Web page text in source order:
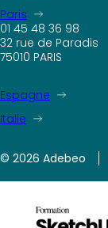
Paris
01 45 48 36 98
32 rue de Paradis
75010 PARIS
Espagne
Italie
© 2026 Adebeo